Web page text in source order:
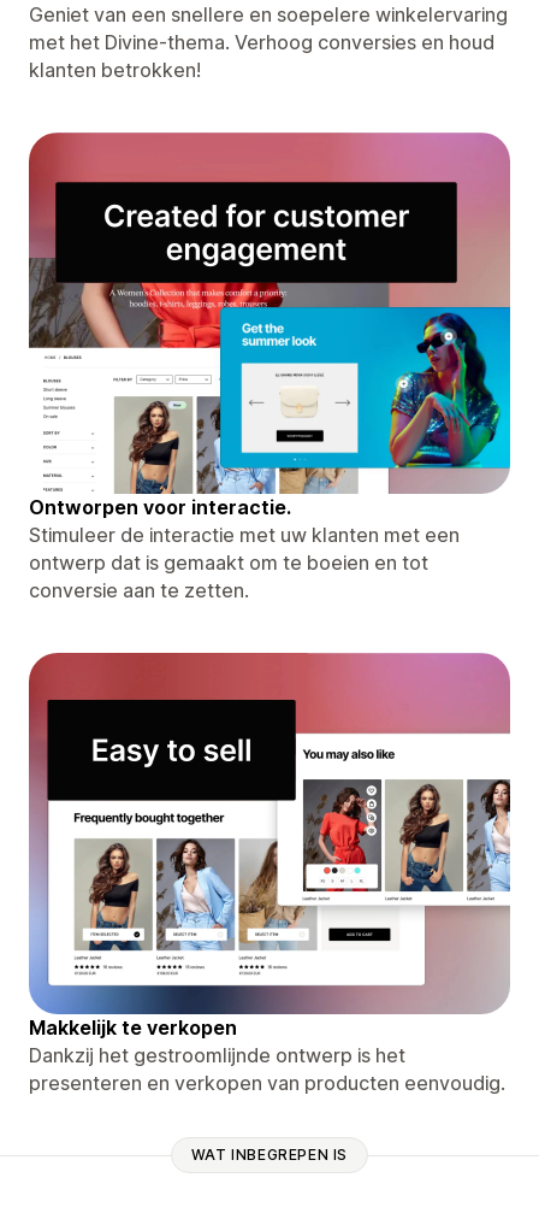
Geniet van een snellere en soepelere winkelervaring
met het Divine-thema. Verhoog conversies en houd
klanten betrokken!
Ontworpen voor interactie.
Stimuleer de interactie met uw klanten met een
ontwerp dat is gemaakt om te boeien en tot
conversie aan te zetten.
Makkelijk te verkopen
Dankzij het gestroomlijnde ontwerp is het
presenteren en verkopen van producten eenvoudig.
WAT INBEGREPEN IS